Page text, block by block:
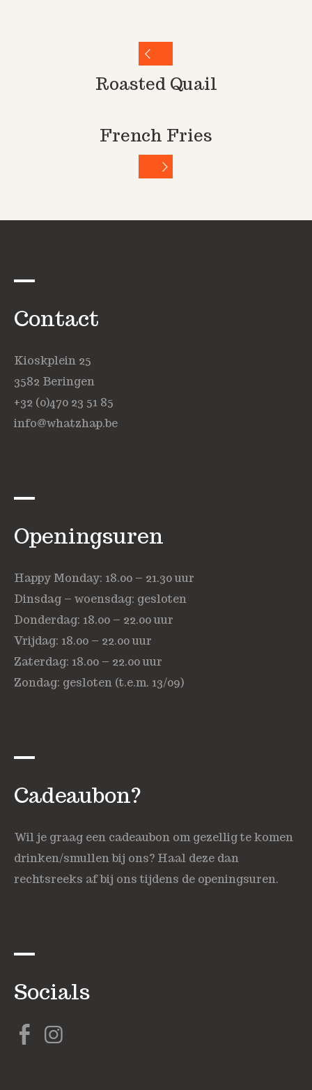
Roasted Quail
French Fries
Contact
Kioskplein 25
3582 Beringen
+32 (0)470 23 51 85
info@whatzhap.be
Openingsuren
Happy Monday: 18.00 – 21.30 uur
Dinsdag – woensdag: gesloten
Donderdag: 18.00 – 22.00 uur
Vrijdag: 18.00 – 22.00 uur
Zaterdag: 18.00 – 22.00 uur
Zondag: gesloten (t.e.m. 13/09)
Cadeaubon?
Wil je graag een cadeaubon om gezellig te komen
drinken/smullen bij ons? Haal deze dan
rechtsreeks af bij ons tijdens de openingsuren.
Socials